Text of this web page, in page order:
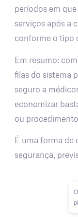
períodos em
serviços após a
conforme o tipo
Em resumo:
filas do sistema
seguro a
economizar
ou
É uma forma de
segurança,